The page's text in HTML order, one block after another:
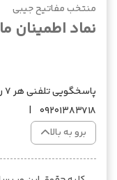
منتخب مفاتیح جیبی
نماد اطمینان ما
09201383718 |
برو به بالا